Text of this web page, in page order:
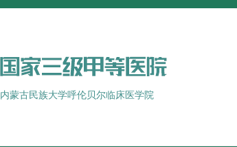
内蒙古民族大学呼伦贝尔临床医学院